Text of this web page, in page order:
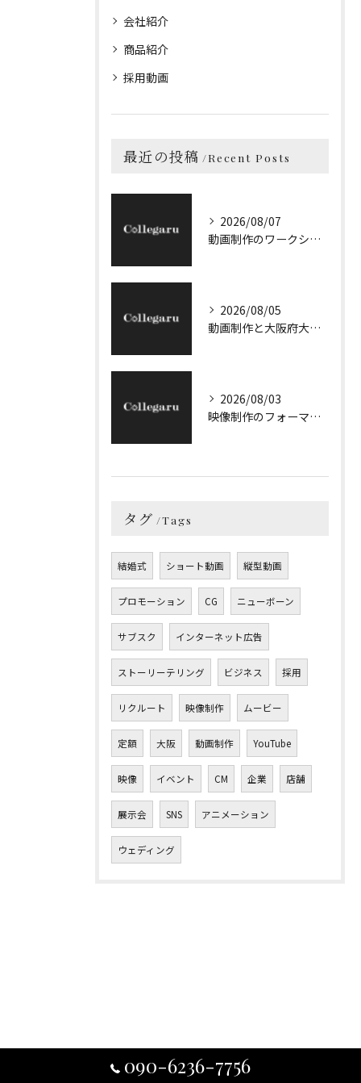
会社紹介
商品紹介
採用動画
最近の投稿 Recent Posts
2026/08/07
動画制作のワークショップで大阪府大阪市で実践力を身につける方法
2026/08/05
動画制作と大阪府大阪市のプロモーションで企業の魅力を引き出す最適な戦略解説
2026/08/03
映像制作のフォーマット選びと大阪府大阪市大阪市福島区で効率良く依頼先を見極める実践ガイド
タグ Tags
結婚式 ショート動画 縦型動画
プロモーション CG ニューボーン
サブスク インターネット広告
ストーリーテリング ビジネス 採用
リクルート 映像制作 ムービー
定額 大阪 動画制作 YouTube
映像 イベント CM 企業 店舗
展示会 SNS アニメーション
ウェディング
090-6236-7756